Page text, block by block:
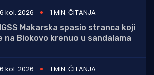
kol. 2026
1 MIN. ČITANJA
Makarska spasio stranca koji
na Biokovo krenuo u sandalama
kol. 2026
1 MIN. ČITANJA